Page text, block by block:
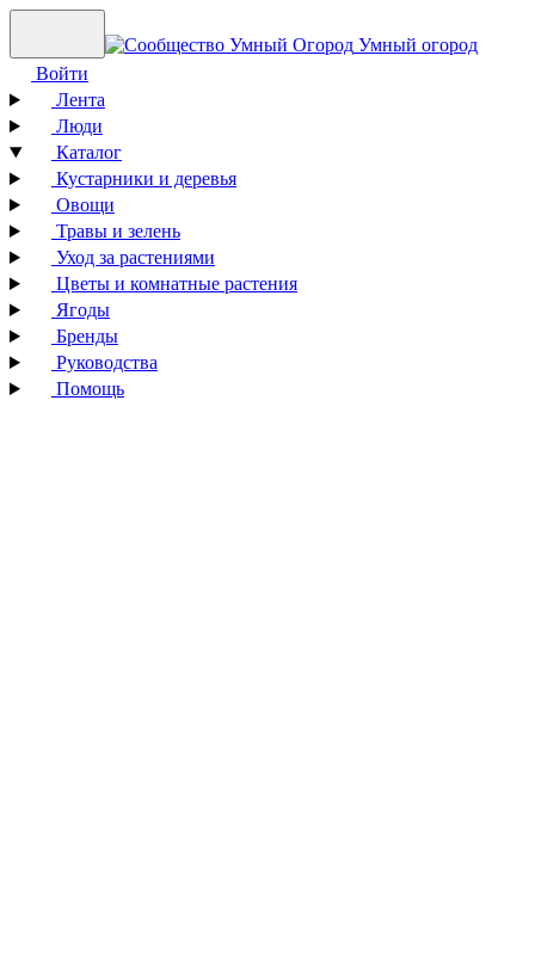
Умный огород
Войти
Лента
Люди
Каталог
Кустарники и деревья
Овощи
Травы и зелень
Уход за растениями
Цветы и комнатные растения
Ягоды
Бренды
Руководства
Помощь